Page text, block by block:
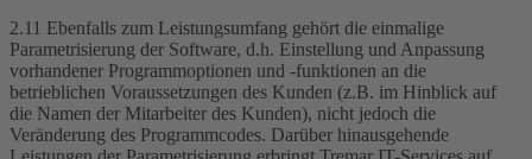
2.11 Ebenfalls zum Leistungsumfang gehört die einmalige
Parametrisierung der Software, d.h. Einstellung und Anpassung
vorhandener Programmoptionen und -funktionen an die
betrieblichen Voraussetzungen des Kunden (z.B. im Hinblick auf
die Namen der Mitarbeiter des Kunden), nicht jedoch die
Veränderung des Programmcodes. Darüber hinausgehende